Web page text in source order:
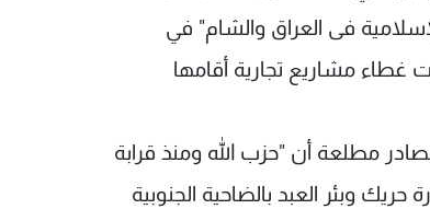
فی العراق والشام" في
غطاء مشاريع تجارية أقامها
مطلعة أن "حزب الله ومنذ قرابة
وبئر العبد بالضاحية الجنوبية